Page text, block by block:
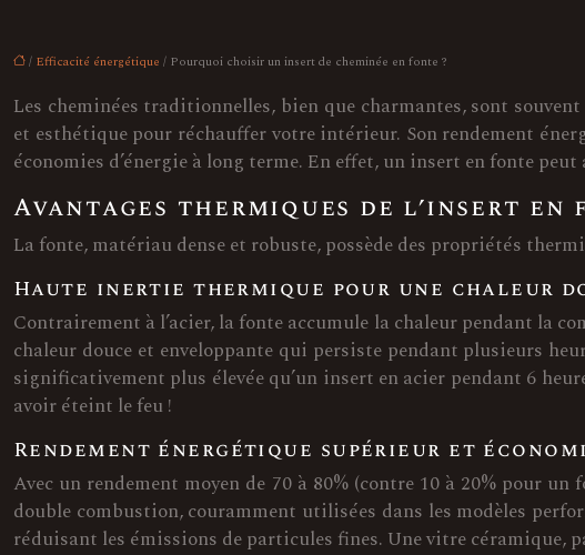
/ Efficacité énergétique / Pourquoi choisir un insert de cheminée en fonte ?
Les cheminées traditionnelles, bien que charmantes, sont
et esthétique pour réchauffer votre intérieur. Son rendement
économies d’énergie à long terme. En effet, un insert en fonte
Avantages thermiques de l’insert en
La fonte, matériau dense et robuste, possède des propriétés
Haute inertie thermique pour une chaleur
Contrairement à l’acier, la fonte accumule la chaleur pendant la
chaleur douce et enveloppante qui persiste pendant plusieurs
significativement plus élevée qu’un insert en acier pendant 6
avoir éteint le feu !
Rendement énergétique supérieur et
Avec un rendement moyen de 70 à 80% (contre 10 à 20% pour
double combustion, couramment utilisées dans les modèles
réduisant les émissions de particules fines. Une vitre céramique,